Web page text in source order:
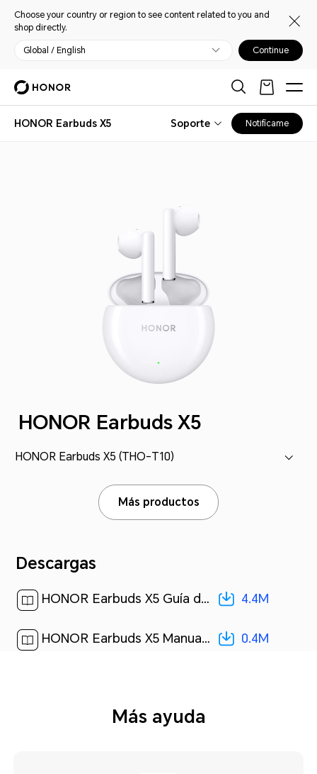
Choose your country or region to see content related to you and
shop directly.
Global / English Continue
HONOR Earbuds X5 Soporte Notifícame
HONOR Earbuds X5
HONOR Earbuds X5 (THO-T10)
Más productos
Descargas
HONOR Earbuds X5 Guía de inicio rápido-(THO-T10,02,es-ES)[ 4.4M ] 4.4M
HONOR Earbuds X5 Manual del usuario-(THO-T10,01,es-ES)[ 0.4M ] 0.4M
Más ayuda